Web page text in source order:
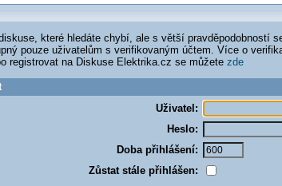
které hledáte chybí, ale s větší pravděpodobností
pouze uživatelům s verifikovaným účtem. Více o
registrovat na Diskuse Elektrika.cz se můžete zde
Uživatel:
Heslo:
Doba přihlášení:
Zůstat stále přihlášen: